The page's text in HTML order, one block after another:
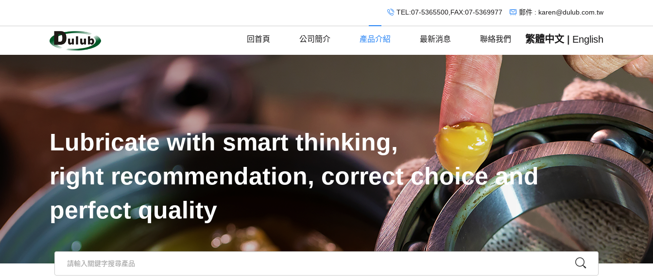
TEL:07-5365500,FAX:07-5369977 郵件 : karen@dulub.com.tw
回首頁 公司簡介 產品介紹 最新消息 聯絡我們 繁體中文 English
Lubricate with smart thinking,
right recommendation, correct choice and
perfect quality